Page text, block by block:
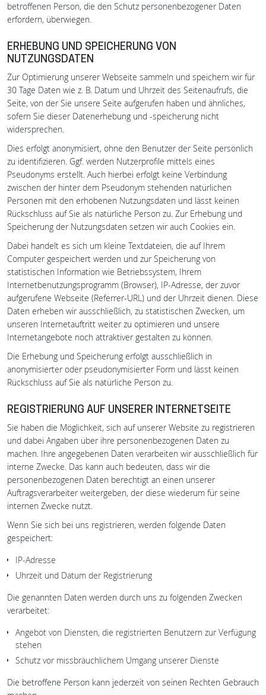
betroffenen Person, die den Schutz personenbezogener Daten
erfordern, überwiegen.
ERHEBUNG UND SPEICHERUNG VON
NUTZUNGSDATEN
Zur Optimierung unserer Webseite sammeln und speichern wir für
30 Tage Daten wie z. B. Datum und Uhrzeit des Seitenaufrufs, die
Seite, von der Sie unsere Seite aufgerufen haben und ähnliches,
sofern Sie dieser Datenerhebung und -speicherung nicht
widersprechen.
Dies erfolgt anonymisiert, ohne den Benutzer der Seite persönlich
zu identifizieren. Ggf. werden Nutzerprofile mittels eines
Pseudonyms erstellt. Auch hierbei erfolgt keine Verbindung
zwischen der hinter dem Pseudonym stehenden natürlichen
Personen mit den erhobenen Nutzungsdaten und lässt keinen
Rückschluss auf Sie als natürliche Person zu. Zur Erhebung und
Speicherung der Nutzungsdaten setzen wir auch Cookies ein.
Dabei handelt es sich um kleine Textdateien, die auf Ihrem
Computer gespeichert werden und zur Speicherung von
statistischen Information wie Betriebssystem, Ihrem
Internetbenutzungsprogramm (Browser), IP-Adresse, der zuvor
aufgerufene Webseite (Referrer-URL) und der Uhrzeit dienen. Diese
Daten erheben wir ausschließlich, zu statistischen Zwecken, um
unseren Internetauftritt weiter zu optimieren und unsere
Internetangebote noch attraktiver gestalten zu können.
Die Erhebung und Speicherung erfolgt ausschließlich in
anonymisierter oder pseudonymisierter Form und lässt keinen
Rückschluss auf Sie als natürliche Person zu.
REGISTRIERUNG AUF UNSERER INTERNETSEITE
Sie haben die Möglichkeit, sich auf unserer Website zu registrieren
und dabei Angaben über ihre personenbezogenen Daten zu
machen. Ihre angegebenen Daten verarbeiten wir ausschließlich für
interne Zwecke. Das kann auch bedeuten, dass wir die
personenbezogenen Daten berechtigt an einen unserer
Auftragsverarbeiter weitergeben, der diese wiederum für seine
internen Zwecke nutzt.
Wenn Sie sich bei uns registrieren, werden folgende Daten
gespeichert:
IP-Adresse
Uhrzeit und Datum der Registrierung
Die genannten Daten werden durch uns zu folgenden Zwecken
verarbeitet:
Angebot von Diensten, die registrierten Benutzern zur Verfügung
stehen
Schutz vor missbräuchlichem Umgang unserer Dienste
Die betroffene Person kann jederzeit von seinen Rechten Gebrauch